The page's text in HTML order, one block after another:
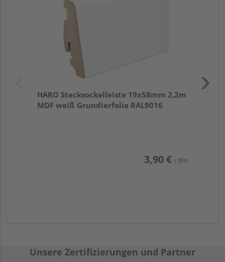
HARO Stecksockelleiste 19x58mm 2,2m
MDF weiß Grundierfolie RAL9016
3,90 € / lfm
Unsere Zertifizierungen und Partner